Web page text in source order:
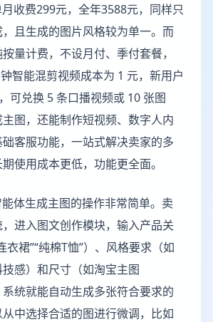
收费299元，全年3588元，同样只
且生成的图片风格较为单一。而
量计费，不设月付、季付套餐，
智能混剪视频成本为 1 元，新用户
可兑换 5 条口播视频或 10 张图
图，还能制作短视频、数字人内
客服功能，一站式解决卖家的多
使用成本更低，功能更全面。
体生成主图的操作非常简单。卖
进入图文创作模块，输入产品关
衣裙”“纯棉T恤”）、风格要求（如
感）和尺寸（如淘宝主图
统就能自动生成多张符合要求的
中选择合适的图进行微调，比如